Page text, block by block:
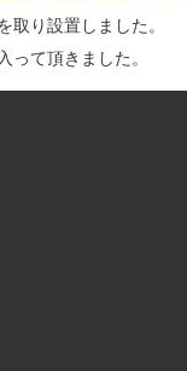
取り設置しました。
って頂きました。